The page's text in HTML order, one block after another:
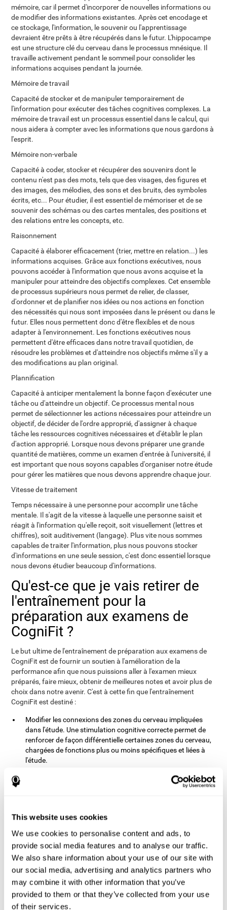
This website uses cookies
We use cookies to personalise content and ads, to
provide social media features and to analyse our traffic.
We also share information about your use of our site with
our social media, advertising and analytics partners who
may combine it with other information that you’ve
provided to them or that they’ve collected from your use
of their services.
mémoire, car il permet d'incorporer de nouvelles informations ou
de modifier des informations existantes. Après cet encodage et
ce stockage, l'information, le souvenir ou l'apprentissage
devraient être prêts à être récupérés dans le futur. L'hippocampe
est une structure clé du cerveau dans le processus mnésique. Il
travaille activement pendant le sommeil pour consolider les
informations acquises pendant la journée.
Mémoire de travail
Capacité de stocker et de manipuler temporairement de
l'information pour exécuter des tâches cognitives complexes. La
mémoire de travail est un processus essentiel dans le calcul, qui
nous aidera à compter avec les informations que nous gardons à
l'esprit.
Mémoire non-verbale
Capacité à coder, stocker et récupérer des souvenirs dont le
contenu n'est pas des mots, tels que des visages, des figures et
des images, des mélodies, des sons et des bruits, des symboles
écrits, etc... Pour étudier, il est essentiel de mémoriser et de se
souvenir des schémas ou des cartes mentales, des positions et
des relations entre les concepts, etc.
Raisonnement
Capacité à élaborer efficacement (trier, mettre en relation...) les
informations acquises. Grâce aux fonctions exécutives, nous
pouvons accéder à l'information que nous avons acquise et la
manipuler pour atteindre des objectifs complexes. Cet ensemble
de processus supérieurs nous permet de relier, de classer,
d'ordonner et de planifier nos idées ou nos actions en fonction
des nécessités qui nous sont imposées dans le présent ou dans le
futur. Elles nous permettent donc d'être flexibles et de nous
adapter à l'environnement. Les fonctions exécutives nous
permettent d'être efficaces dans notre travail quotidien, de
résoudre les problèmes et d'atteindre nos objectifs même s'il y a
des modifications au plan original.
Plannification
Capacité à anticiper mentalement la bonne façon d'exécuter une
tâche ou d'atteindre un objectif. Ce processus mental nous
permet de sélectionner les actions nécessaires pour atteindre un
objectif, de décider de l'ordre approprié, d'assigner à chaque
tâche les ressources cognitives nécessaires et d'établir le plan
d'action approprié. Lorsque nous devons préparer une grande
quantité de matières, comme un examen d'entrée à l'université, il
est important que nous soyons capables d'organiser notre étude
pour gérer les matières que nous devons apprendre chaque jour.
Vitesse de traitement
Temps nécessaire à une personne pour accomplir une tâche
mentale. Il s'agit de la vitesse à laquelle une personne saisit et
réagit à l'information qu'elle reçoit, soit visuellement (lettres et
chiffres), soit auditivement (langage). Plus vite nous sommes
capables de traiter l'information, plus nous pouvons stocker
d'informations en une seule session, c'est donc essentiel lorsque
nous devons étudier beaucoup d'informations.
Qu'est-ce que je vais retirer de
l'entraînement pour la
préparation aux examens de
CogniFit ?
Le but ultime de l'entraînement de préparation aux examens de
CogniFit est de fournir un soutien à l'amélioration de la
performance afin que nous puissions aller à l'examen mieux
préparés, faire mieux, obtenir de meilleures notes et avoir plus de
choix dans notre avenir. C'est à cette fin que l'entraînement
CogniFit est destiné :
Modifier les connexions des zones du cerveau impliquées
dans l'étude. Une stimulation cognitive correcte permet de
renforcer de façon différentielle certaines zones du cerveau,
chargées de fonctions plus ou moins spécifiques et liées à
l'étude.
Renforcer les compétences cognitives importantes pour
l'étude. Renforcer les bonnes connexions peut nous aider à
optimiser notre temps d'étude.
professionnel. Si nous parvenons à optimiser le temps que
nous passons à étudier et à préparer les examens, il est
possible de réduire les problèmes scolaires. Ainsi, il est
possible d'améliorer nos résultats scolaires et d'opter pour de
meilleurs centres d'études ou emplois.
Promouvoir le développement socio-affectif. Si nous
parvenons à être plus efficaces dans notre étude, en plus